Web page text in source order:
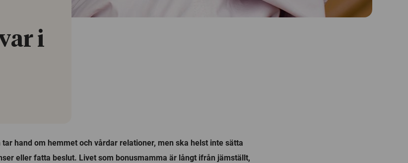
i
tar hand om hemmet och vårdar relationer, men ska helst inte sätta
eller fatta beslut. Livet som bonusmamma är långt ifrån jämställt,